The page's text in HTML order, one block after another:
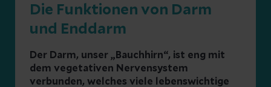
Die Funktionen von Darm
und Enddarm
Der Darm, unser „Bauchhirn“, ist eng mit
dem vegetativen Nervensystem
verbunden, welches viele lebenswichtige